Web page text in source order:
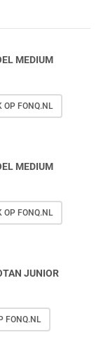
MEDIUM
OP FONQ.NL
MEDIUM
OP FONQ.NL
JUNIOR
FONQ.NL